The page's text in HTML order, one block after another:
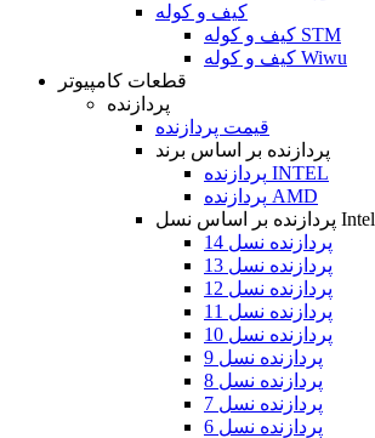
کیف و کوله
کیف و کوله STM
کیف و کوله Wiwu
قطعات کامپیوتر
پردازنده
قیمت پردازنده
پردازنده بر اساس برند
پردازنده INTEL
پردازنده AMD
پردازنده بر اساس نسل Intel
پردازنده نسل 14
پردازنده نسل 13
پردازنده نسل 12
پردازنده نسل 11
پردازنده نسل 10
پردازنده نسل 9
پردازنده نسل 8
پردازنده نسل 7
پردازنده نسل 6